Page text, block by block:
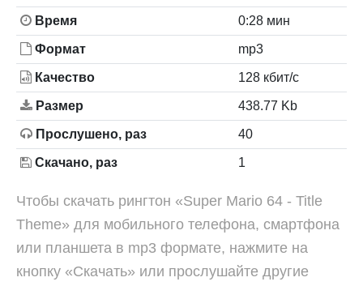
Время 0:28 мин
Формат mp3
Качество 128 кбит/с
Размер 438.77 Kb
Прослушено, раз 40
Скачано, раз 1
Чтобы скачать рингтон «Super Mario 64 - Title
Theme» для мобильного телефона, смартфона
или планшета в mp3 формате, нажмите на
кнопку «Скачать» или прослушайте другие